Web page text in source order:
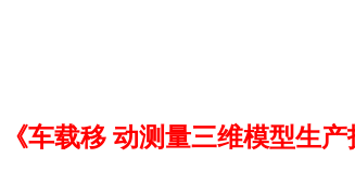
车载移 动测量三维模型生产